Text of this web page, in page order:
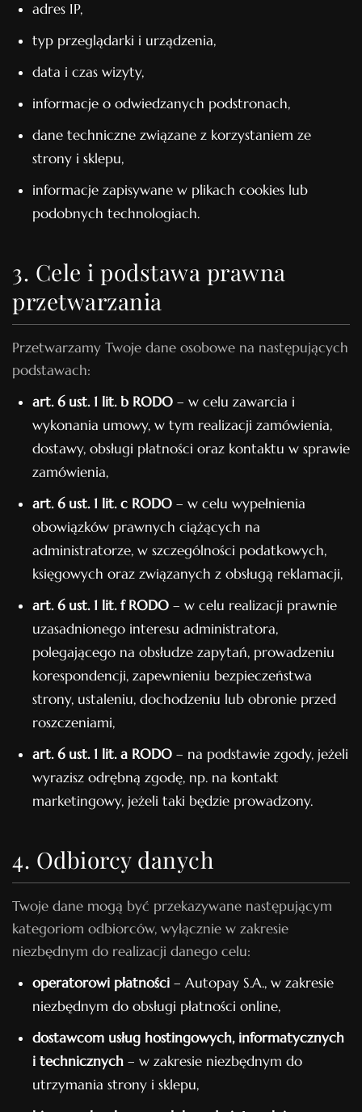
adres IP,
typ przeglądarki i urządzenia,
data i czas wizyty,
informacje o odwiedzanych podstronach,
dane techniczne związane z korzystaniem ze
strony i sklepu,
informacje zapisywane w plikach cookies lub
podobnych technologiach.
3. Cele i podstawa prawna
przetwarzania
Przetwarzamy Twoje dane osobowe na następujących
podstawach:
art. 6 ust. 1 lit. b RODO – w celu zawarcia i
wykonania umowy, w tym realizacji zamówienia,
dostawy, obsługi płatności oraz kontaktu w sprawie
zamówienia,
art. 6 ust. 1 lit. c RODO – w celu wypełnienia
obowiązków prawnych ciążących na
administratorze, w szczególności podatkowych,
księgowych oraz związanych z obsługą reklamacji,
art. 6 ust. 1 lit. f RODO – w celu realizacji prawnie
uzasadnionego interesu administratora,
polegającego na obsłudze zapytań, prowadzeniu
korespondencji, zapewnieniu bezpieczeństwa
strony, ustaleniu, dochodzeniu lub obronie przed
roszczeniami,
art. 6 ust. 1 lit. a RODO – na podstawie zgody, jeżeli
wyrazisz odrębną zgodę, np. na kontakt
marketingowy, jeżeli taki będzie prowadzony.
4. Odbiorcy danych
Twoje dane mogą być przekazywane następującym
kategoriom odbiorców, wyłącznie w zakresie
niezbędnym do realizacji danego celu:
operatorowi płatności – Autopay S.A., w zakresie
niezbędnym do obsługi płatności online,
dostawcom usług hostingowych, informatycznych
i technicznych – w zakresie niezbędnym do
utrzymania strony i sklepu,